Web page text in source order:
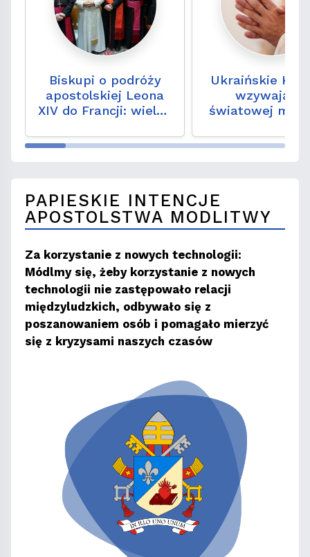
Biskupi o podróży
apostolskiej Leona
XIV do Francji: wielka
Ukraińskie
wzywają do
światowej
sierpnia
PAPIESKIE INTENCJE
APOSTOLSTWA MODLITWY
Za korzystanie z nowych technologii:
Módlmy się, żeby korzystanie z nowych
technologii nie zastępowało relacji
międzyludzkich, odbywało się z
poszanowaniem osób i pomagało mierzyć
się z kryzysami naszych czasów